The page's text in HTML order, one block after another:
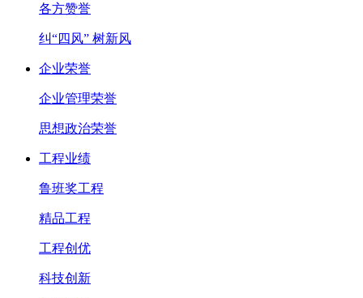
各方赞誉
纠“四风” 树新风
企业荣誉
企业管理荣誉
思想政治荣誉
工程业绩
鲁班奖工程
精品工程
工程创优
科技创新